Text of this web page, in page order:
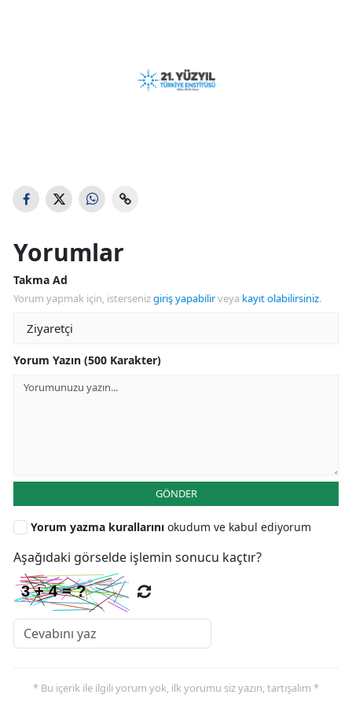
Yorumlar
Takma Ad
Yorum yapmak için, istersenizgiriş yapabilirveya kayıt olabilirsiniz.
Yorum Yazın (500 Karakter)
GÖNDER
Yorum yazma kurallarını okudum ve kabul ediyorum
Aşağıdaki görselde işlemin sonucu kaçtır?
* Bu içerik ile ilgili yorum yok, ilk yorumu siz yazın, tartışalım *